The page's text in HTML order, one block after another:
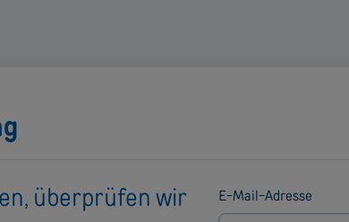
überprüfen wir
E-Mail-Adresse